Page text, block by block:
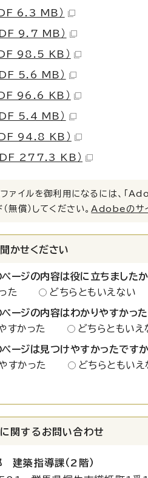
6.3 MB）
9.7 MB）
98.5 KB）
5.6 MB）
96.6 KB）
5.4 MB）
94.8 KB）
277.3 KB）
ァイルを御利用になるには、「
無償）してください。 Adobeのサイ
かせください
ページの内容は役に立ちました
た
どちらともいえない
ページの内容はわかりやすかっ
すかった
どちらともい
ページは見つけやすかったです
すかった
どちらともい
関する お問い合わせ
建築指導課（2階）